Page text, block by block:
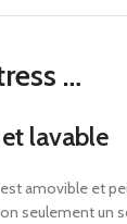
…
lavable
est amovible et
seulement un